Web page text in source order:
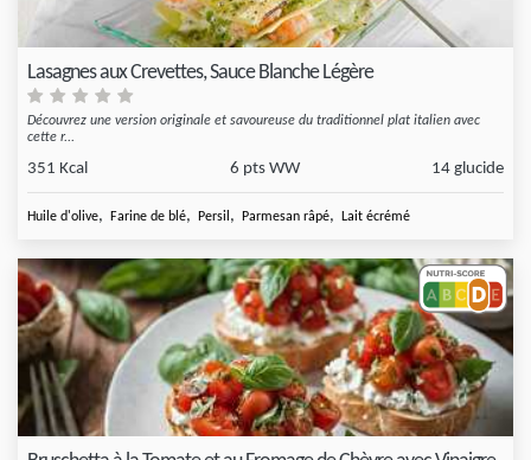
Lasagnes aux Crevettes, Sauce Blanche Légère
Découvrez une version originale et savoureuse du traditionnel plat italien avec
cette r...
351 Kcal 6 pts WW 14 glucide
Huile d'olive, Farine de blé, Persil , Parmesan râpé, Lait écrémé